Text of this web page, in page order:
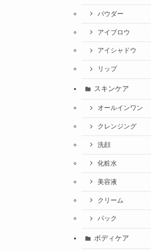
パウダー
アイブロウ
アイシャドウ
リップ
スキンケア
オールインワン
クレンジング
洗顔
化粧水
美容液
クリーム
パック
ボディケア